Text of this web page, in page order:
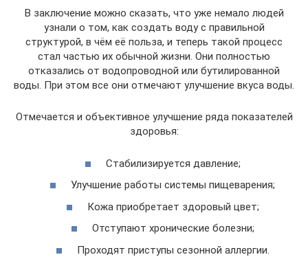
В заключение можно сказать, что уже немало людей
узнали о том, как создать воду с правильной
структурой, в чём её польза, и теперь такой процесс
стал частью их обычной жизни. Они полностью
отказались от водопроводной или бутилированной
воды. При этом все они отмечают улучшение вкуса воды.
Отмечается и объективное улучшение ряда показателей
здоровья:
Стабилизируется давление;
Улучшение работы системы пищеварения;
Кожа приобретает здоровый цвет;
Отступают хронические болезни;
Проходят приступы сезонной аллергии.